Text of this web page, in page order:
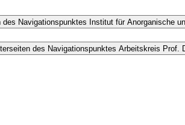
des Navigationspunktes Institut für Anorganische
des Navigationspunktes Arbeitskreis Prof.